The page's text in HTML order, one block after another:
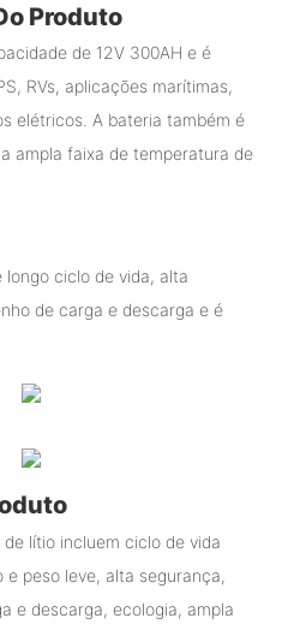
Produto
de 12V 300AH e é
RVs, aplicações marítimas,
elétricos. A bateria também é
ampla faixa de temperatura de
ciclo de vida, alta
de carga e descarga e é
lítio incluem ciclo de vida
peso leve, alta segurança,
e descarga, ecologia, ampla